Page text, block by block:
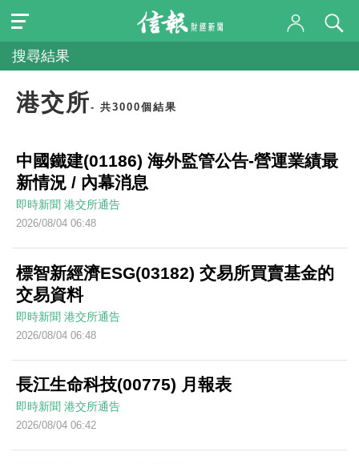
搜尋結果
港交所- 共3000個結果
中國鐵建(01186) 海外監管公告-營運業績最
新情況 / 內幕消息
即時新聞 港交所通告
2026/08/04 06:48
標智新經濟ESG(03182) 交易所買賣基金的
交易資料
即時新聞 港交所通告
2026/08/04 06:48
長江生命科技(00775) 月報表
即時新聞 港交所通告
2026/08/04 06:42